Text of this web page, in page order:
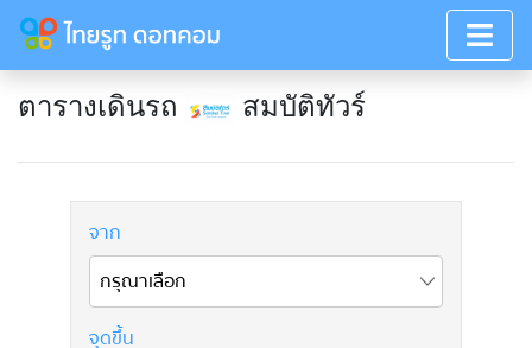
ตารางเดินรถ สมบัติทัวร์